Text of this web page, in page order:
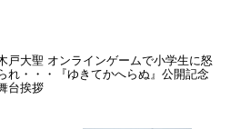
戸大聖 オンラインゲームで小学生に怒
れ・・・『ゆきてかへらぬ』公開記念
台挨拶